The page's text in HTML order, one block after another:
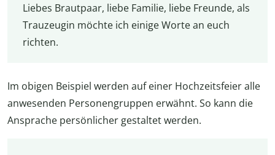
Liebes Brautpaar, liebe Familie, liebe Freunde, als
Trauzeugin möchte ich einige Worte an euch
richten.
Im obigen Beispiel werden auf einer Hochzeitsfeier alle
anwesenden Personengruppen erwähnt. So kann die
Ansprache persönlicher gestaltet werden.